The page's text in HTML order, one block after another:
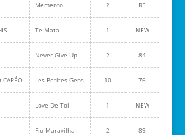
Memento 2 RE
Te Mata 1 NEW
Never Give Up 2 84
CAPÉO Les Petites Gens 10 76
Love De Toi 1 NEW
Fio Maravilha 2 89